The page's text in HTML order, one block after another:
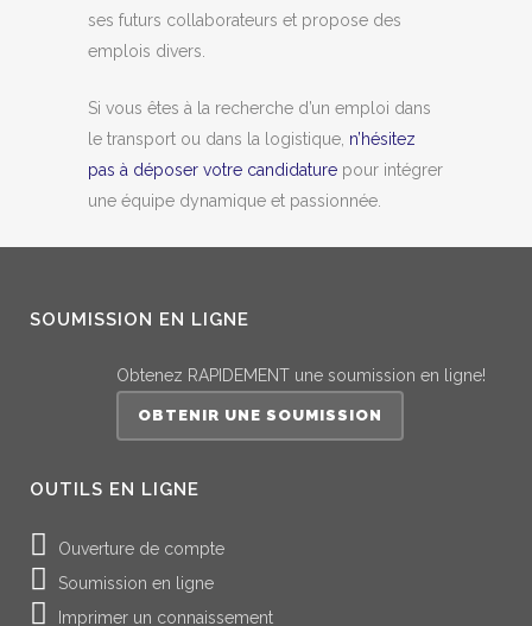
ses futurs collaborateurs et propose des
emplois divers.
Si vous êtes à la recherche d’un emploi dans
le transport ou dans la logistique, n’hésitez
pas à déposer votre candidature pour intégrer
une équipe dynamique et passionnée.
SOUMISSION EN LIGNE
Obtenez RAPIDEMENT une soumission en ligne!
OBTENIR UNE SOUMISSION
OUTILS EN LIGNE
Ouverture de compte
Soumission en ligne
Imprimer un connaissement